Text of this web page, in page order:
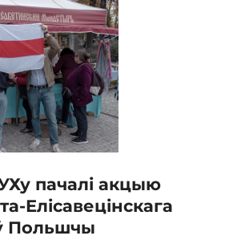
пачалі акцыю
Елісавецінскага
Польшчы